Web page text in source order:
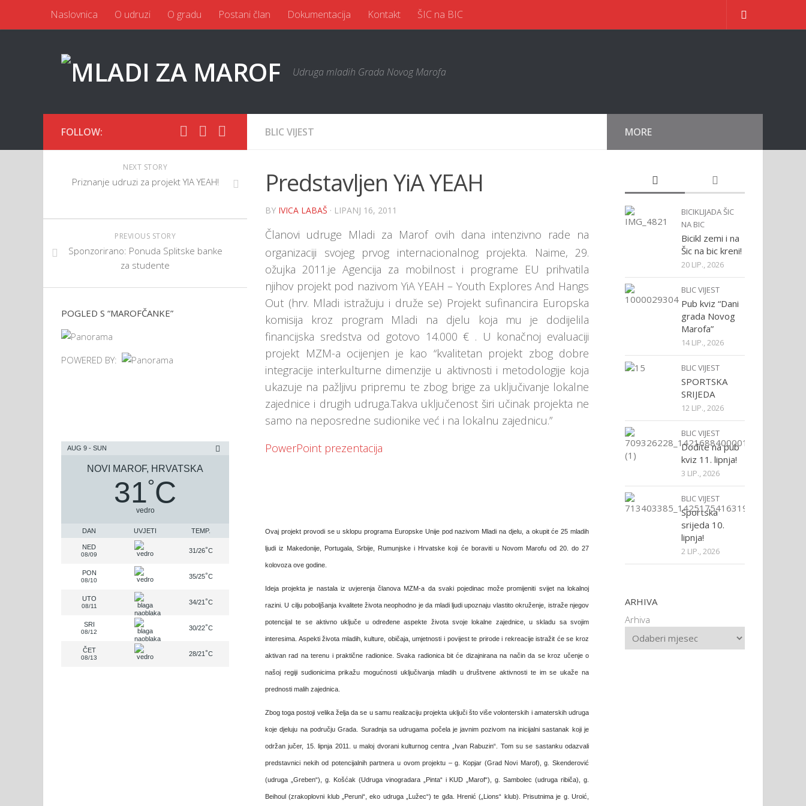
Naslovnica O udruzi O gradu Postani član Dokumentacija Kontakt ŠIC na BIC
Udruga mladih Grada Novog Marofa
BLIC VIJEST
Predstavljen YiA YEAH
BY IVICA LABAŠ · LIPANJ 16, 2011
Članovi udruge Mladi za Marof ovih dana intenzivno rade na
organizaciji svojeg prvog internacionalnog projekta. Naime, 29.
ožujka 2011.je Agencija za mobilnost i programe EU prihvatila
njihov projekt pod nazivom YiA YEAH – Youth Explores And Hangs
Out (hrv. Mladi istražuju i druže se) Projekt sufinancira Europska
komisija kroz program Mladi na djelu koja mu je dodijelila
financijska sredstva od gotovo 14.000 € . U konačnoj evaluaciji
projekt MZM-a ocijenjen je kao “kvalitetan projekt zbog dobre
integracije interkulturne dimenzije u aktivnosti i metodologije koja
ukazuje na pažljivu pripremu te zbog brige za uključivanje lokalne
zajednice i drugih udruga.Takva uključenost širi učinak projekta ne
samo na neposredne sudionike već i na lokalnu zajednicu.”
PowerPoint prezentacija
Ovaj projekt provodi se u sklopu programa Europske Unije pod nazivom Mladi na djelu, a okupit će 25 mladih
ljudi iz Makedonije, Portugala, Srbije, Rumunjske i Hrvatske koji će boraviti u Novom Marofu od 20. do 27
kolovoza ove godine.
Ideja projekta je nastala iz uvjerenja članova MZM-a da svaki pojedinac može promijeniti svijet na lokalnoj
razini. U cilju poboljšanja kvalitete života neophodno je da mladi ljudi upoznaju vlastito okruženje, istraže njegov
potencijal te se aktivno uključe u određene aspekte života svoje lokalne zajednice, u skladu sa svojim
interesima. Aspekti života mladih, kulture, običaja, umjetnosti i povijest te prirode i rekreacije istražit će se kroz
aktivan rad na terenu i praktične radionice. Svaka radionica bit će dizajnirana na način da se kroz učenje o
našoj regiji sudionicima prikažu mogućnosti uključivanja mladih u društvene aktivnosti te im se ukaže na
prednosti malih zajednica.
Zbog toga postoji velika želja da se u samu realizaciju projekta uključi što više volonterskih i amaterskih udruga
koje djeluju na području Grada. Suradnja sa udrugama počela je javnim pozivom na inicijalni sastanak koji je
održan jučer, 15. lipnja 2011. u maloj dvorani kulturnog centra „Ivan Rabuzin“. Tom su se sastanku odazvali
predstavnici nekih od potencijalnih partnera u ovom projektu – g. Kopjar (Grad Novi Marof), g. Skenderović
(udruga „ Greben“), g. Košćak (Udruga vinogradara „ Pinta“ i KUD „ Marof“), g. Sambolec (udruga ribiča), g.
Beihoul (zrakoplovni klub „ Peruni“, eko udruga „ Lužec“) te gđa. Hrenić („ Lions“ klub). Prisutnima je g. Uroić,
FOLLOW:
NEXT STORY
Priznanje udruzi za projekt YIA YEAH!
PREVIOUS STORY
Sponzorirano: Ponuda Splitske banke
za studente
POGLED S “MAROFČANKE”
POWERED BY:
AUG 9 - SUN
NOVI MAROF, HRVATSKA
31°C
vedro
DAN UVJETI TEMP.
NED
08/09
31/26°C
PON
08/10
35/25°C
UTO
08/11
34/21°C
SRI
08/12
30/22°C
ČET
08/13
28/21°C
MORE
BICIKLIJADA ŠIC
NA BIC
Bicikl zemi i na
Šic na bic kreni!
20 LIP., 2026
BLIC VIJEST
Pub kviz “Dani
grada Novog
Marofa”
14 LIP., 2026
BLIC VIJEST
SPORTSKA
SRIJEDA
12 LIP., 2026
BLIC VIJEST
Dođite na pub
kviz 11. lipnja!
3 LIP., 2026
BLIC VIJEST
Sportska
srijeda 10.
lipnja!
2 LIP., 2026
ARHIVA
Arhiva